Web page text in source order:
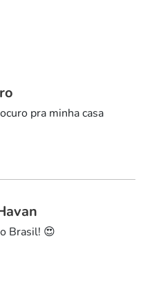
pra minha casa
Brasil! 😍